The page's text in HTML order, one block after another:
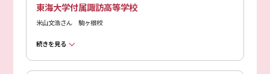
東海大学付属諏訪高等学校
米山文浩さん 駒ヶ根校
続きを見る